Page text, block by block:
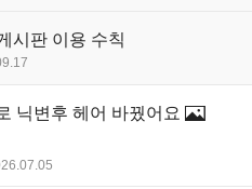
)
시판 이용 수칙
닉변후 헤어 바꿨어요